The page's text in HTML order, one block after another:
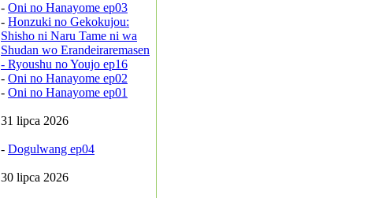
- Oni no Hanayome ep03
- Honzuki no Gekokujou:
Shisho ni Naru Tame ni wa
Shudan wo Erandeiraremasen
- Ryoushu no Youjo ep16
- Oni no Hanayome ep02
- Oni no Hanayome ep01
31 lipca 2026
- Dogulwang ep04
30 lipca 2026